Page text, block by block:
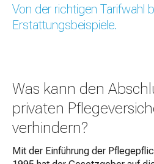
Von der richtigen Tarifwahl
Erstattungsbeispiele.
Was kann den
privaten
verhindern?
Mit der Einführung der